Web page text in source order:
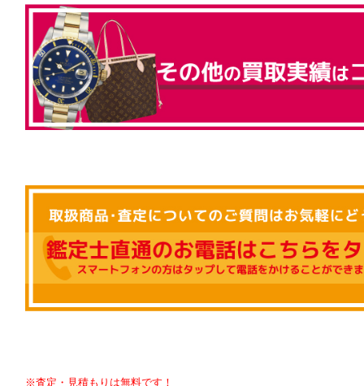
※査定・見積もりは無料です！